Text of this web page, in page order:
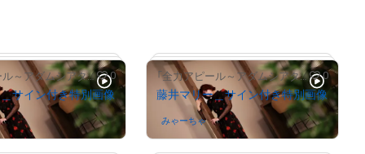
「全力アピール～アダムシアター～」NFTストア 0
サイン付き特別画像
んが保有中
「全力アピール～アダムシアター～」NFTストア 0
藤井マリー＿サイン付き特別画像
みゃーちゃさんが保有中